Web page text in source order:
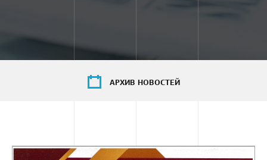
АРХИВ НОВОСТЕЙ
Материалы за